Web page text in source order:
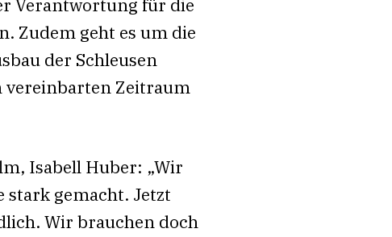
Verantwortung für die
Zudem geht es um die
der Schleusen
vereinbarten Zeitraum
Isabell Huber: „Wir
stark gemacht. Jetzt
Wir brauchen doch